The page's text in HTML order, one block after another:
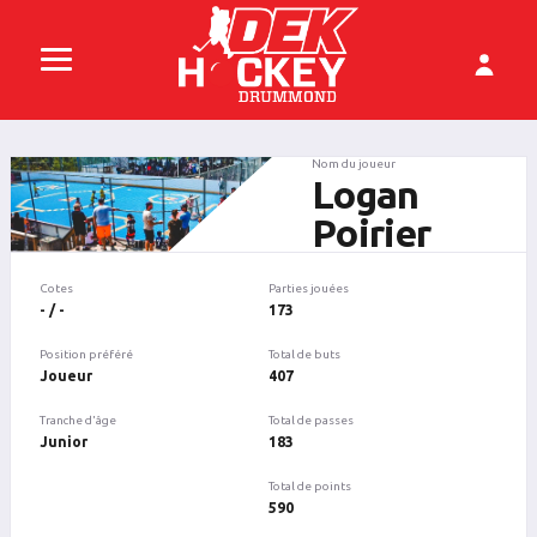
Nom du joueur
Logan
Poirier
Cotes
- / -
Position préféré
Joueur
Tranche d'âge
Junior
Parties jouées
173
Total de buts
407
Total de passes
183
Total de points
590